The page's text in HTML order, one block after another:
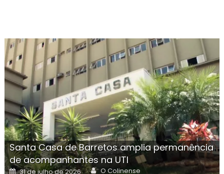
Santa Casa de Barretos amplia permanência
de acompanhantes na UTI
Posted
31 de julho de 2026 Author
O Colinense